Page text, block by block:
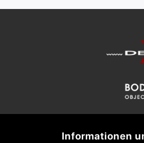
Informationen